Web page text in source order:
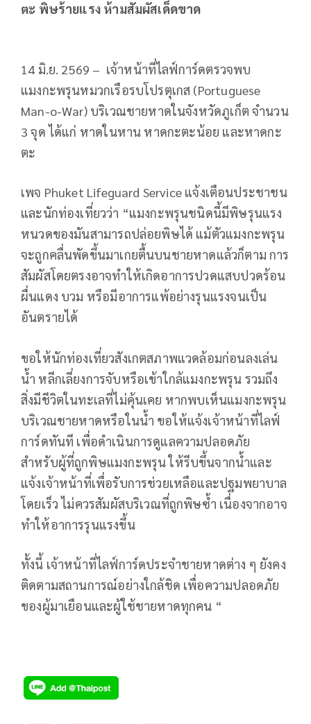
ตะ พิษร้ายแรง ห้ามสัมผัสเด็ดขาด
14 มิ.ย. 2569 – เจ้าหน้าที่ไลฟ์การ์ดตรวจพบ
แมงกะพรุนหมวกเรือรบโปรตุเกส (Portuguese
Man-o-War) บริเวณชายหาดในจังหวัดภูเก็ต จำนวน
3 จุด ได้แก่ หาดในหาน หาดกะตะน้อย และหาดกะ
ตะ
เพจ Phuket Lifeguard Service แจ้งเตือนประชาชน
และนักท่องเที่ยวว่า “แมงกะพรุนชนิดนี้มีพิษรุนแรง
หนวดของมันสามารถปล่อยพิษได้ แม้ตัวแมงกะพรุน
จะถูกคลื่นพัดขึ้นมาเกยตื้นบนชายหาดแล้วก็ตาม การ
สัมผัสโดยตรงอาจทำให้เกิดอาการปวดแสบปวดร้อน
ผื่นแดง บวม หรือมีอาการแพ้อย่างรุนแรงจนเป็น
อันตรายได้
ขอให้นักท่องเที่ยวสังเกตสภาพแวดล้อมก่อนลงเล่น
น้ำ หลีกเลี่ยงการจับหรือเข้าใกล้แมงกะพรุน รวมถึง
สิ่งมีชีวิตในทะเลที่ไม่คุ้นเคย หากพบเห็นแมงกะพรุน
บริเวณชายหาดหรือในน้ำ ขอให้แจ้งเจ้าหน้าที่ไลฟ์
การ์ดทันที เพื่อดำเนินการดูแลความปลอดภัย
สำหรับผู้ที่ถูกพิษแมงกะพรุน ให้รีบขึ้นจากน้ำและ
แจ้งเจ้าหน้าที่เพื่อรับการช่วยเหลือและปฐมพยาบาล
โดยเร็ว ไม่ควรสัมผัสบริเวณที่ถูกพิษซ้ำ เนื่องจากอาจ
ทำให้อาการรุนแรงขึ้น
ทั้งนี้ เจ้าหน้าที่ไลฟ์การ์ดประจำชายหาดต่าง ๆ ยังคง
ติดตามสถานการณ์อย่างใกล้ชิด เพื่อความปลอดภัย
ของผู้มาเยือนและผู้ใช้ชายหาดทุกคน “